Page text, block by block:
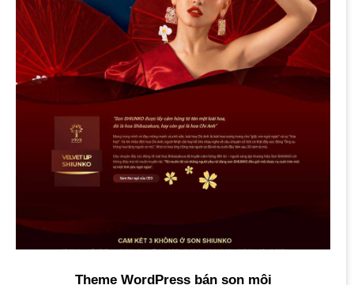
Theme WordPress bán son môi